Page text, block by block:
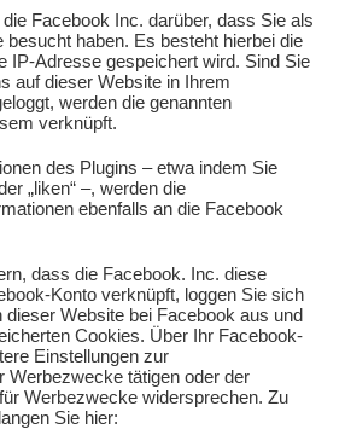
Facebook Inc. darüber, dass Sie als
besucht haben. Es besteht hierbei die
IP-Adresse gespeichert wird. Sind Sie
auf dieser Website in Ihrem
werden die genannten
verknüpft.
des Plugins – etwa indem Sie
„liken“ –, werden die
ebenfalls an die Facebook
dass die Facebook. Inc. diese
Konto verknüpft, loggen Sie sich
Website bei Facebook aus und
Cookies. Über Ihr Facebook-
Einstellungen zur
Werbezwecke tätigen oder der
Werbezwecke widersprechen. Zu
Sie hier: